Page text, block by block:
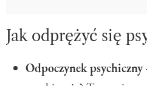
Jak odprężyć się
Odpoczynek psychiczny